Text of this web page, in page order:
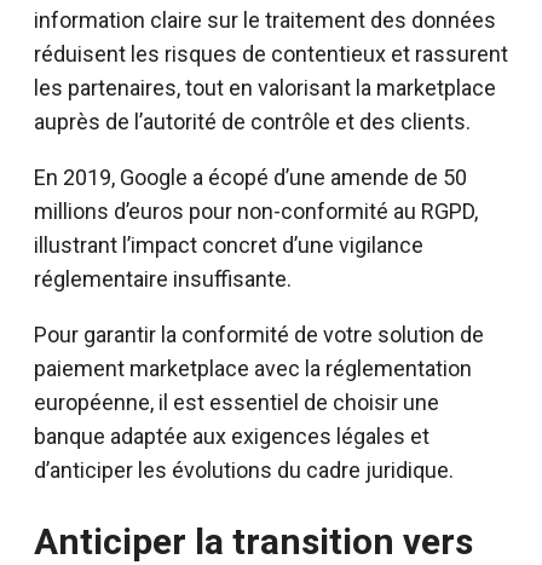
information claire sur le traitement des données
réduisent les risques de contentieux et rassurent
les partenaires, tout en valorisant la marketplace
auprès de l’autorité de contrôle et des clients.
En 2019, Google a écopé d’une amende de 50
millions d’euros pour non-conformité au RGPD,
illustrant l’impact concret d’une vigilance
réglementaire insuffisante.
Pour garantir la conformité de votre solution de
paiement marketplace avec la réglementation
européenne, il est essentiel de choisir une
banque adaptée aux exigences légales et
d’anticiper les évolutions du cadre juridique.
Anticiper la transition vers